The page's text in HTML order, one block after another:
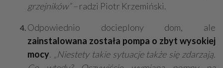
grzejników” –radzi Piotr Krzemiński.
Odpowiednio docieplony dom, ale
zainstalowana została pompa o zbyt wysokiej
mocy. „Niestety takie sytuacje także się zdarzają.